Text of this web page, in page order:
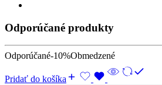
Odporúčané produkty
Odporúčané-10%Obmedzené
Pridať do košíka